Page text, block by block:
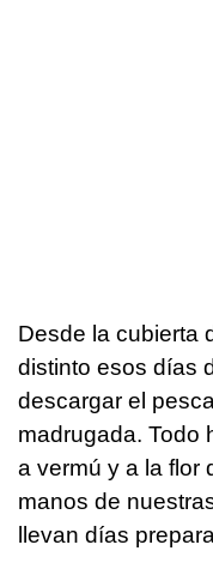
Desde la cubierta
distinto esos días
descargar el
madrugada. Todo
a vermú y a la flor
manos de
llevan días